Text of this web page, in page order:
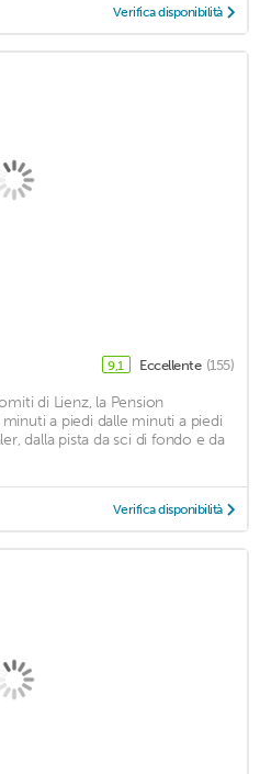
Verifica disponibilità
9,1 Eccellente (155)
di Lienz, la Pension
a piedi dalle minuti a piedi
dalla pista da sci di fondo e da
Verifica disponibilità